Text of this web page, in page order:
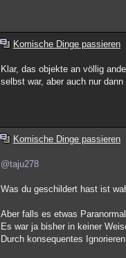
Komische Dinge passieren
Klar, das objekte an völlig
selbst war, aber auch nur dann
Komische Dinge passieren
@taju278
Was du geschildert hast ist
Aber falls es etwas
Es war ja bisher in keiner
Durch konsequentes